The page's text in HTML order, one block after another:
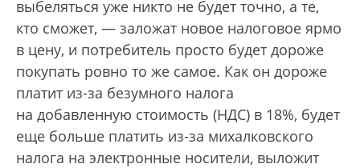
выбеляться уже никто не будет точно, а те,
кто сможет, — заложат новое налоговое ярмо
в цену, и потребитель просто будет дороже
покупать ровно то же самое. Как он дороже
платит из-за безумного налога
на добавленную стоимость (НДС) в 18%, будет
еще больше платить из-за михалковского
налога на электронные носители, выложит